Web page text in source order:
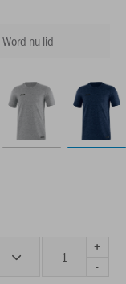
Word nu lid
+
-